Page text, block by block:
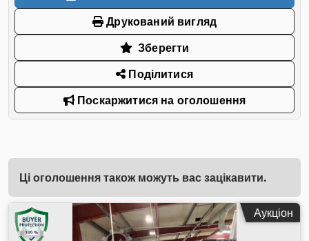
Друкований вигляд
Зберегти
Поділитися
Поскаржитися на оголошення
Ці оголошення також можуть вас зацікавити.
Аукціон